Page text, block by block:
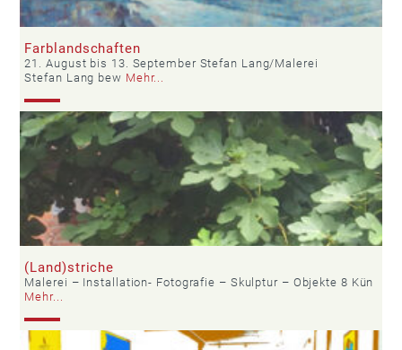
Farblandschaften
21. August bis 13. September Stefan Lang/Malerei
Stefan Lang bew Mehr...
(Land)striche
Malerei – Installation- Fotografie – Skulptur – Objekte 8 Kün
Mehr...